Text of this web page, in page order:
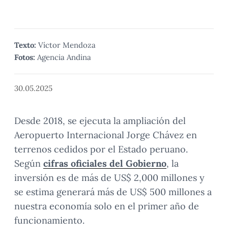
Texto: Víctor Mendoza
Fotos: Agencia Andina
30.05.2025
Desde 2018, se ejecuta la ampliación del
Aeropuerto Internacional Jorge Chávez en
terrenos cedidos por el Estado peruano.
Según cifras oficiales del Gobierno, la
inversión es de más de US$ 2,000 millones y
se estima generará más de US$ 500 millones a
nuestra economía solo en el primer año de
funcionamiento.